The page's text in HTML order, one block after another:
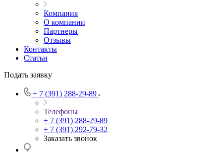
Компания
О компании
Партнеры
Отзывы
Контакты
Статьи
Подать заявку
+ 7 (391) 288-29-89
Телефоны
+ 7 (391) 288-29-89
+ 7 (391) 292-79-32
Заказать звонок